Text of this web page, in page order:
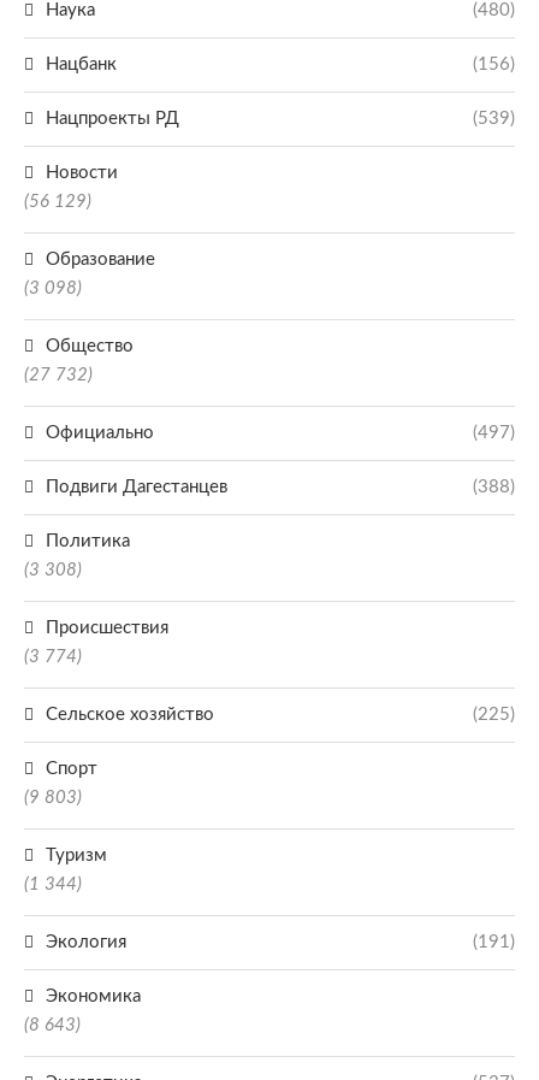
Наука (480)
Нацбанк (156)
Нацпроекты РД (539)
Новости
(56 129)
Образование
(3 098)
Общество
(27 732)
Официально (497)
Подвиги Дагестанцев (388)
Политика
(3 308)
Происшествия
(3 774)
Сельское хозяйство (225)
Спорт
(9 803)
Туризм
(1 344)
Экология (191)
Экономика
(8 643)